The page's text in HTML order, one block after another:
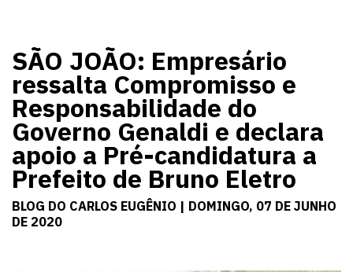
SÃO JOÃO: Empresário
ressalta Compromisso e
Responsabilidade do
Governo Genaldi e declara
apoio a Pré-candidatura a
Prefeito de Bruno Eletro
BLOG DO CARLOS EUGÊNIO | DOMINGO, 07 DE JUNHO
DE 2020